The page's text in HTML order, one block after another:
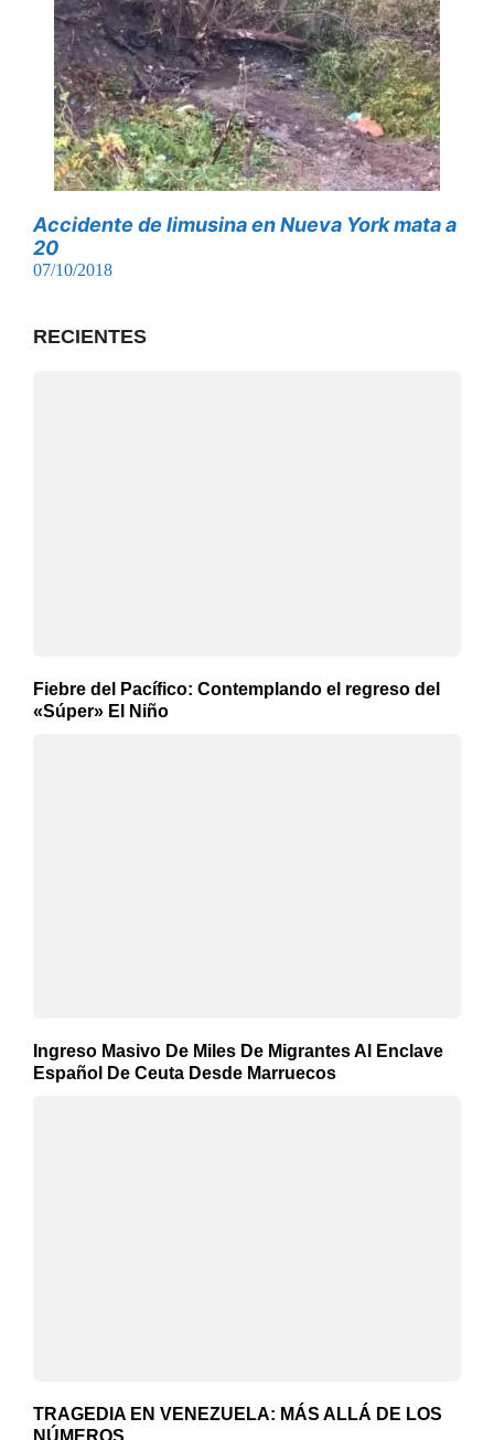
Accidente de limusina en Nueva York mata a
20
07/10/2018
RECIENTES
Fiebre del Pacífico: Contemplando el regreso del
«Súper» El Niño
Ingreso Masivo De Miles De Migrantes Al Enclave
Español De Ceuta Desde Marruecos
TRAGEDIA EN VENEZUELA: MÁS ALLÁ DE LOS
NÚMEROS